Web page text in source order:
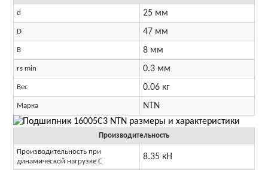
d 25 мм
D 47 мм
B 8 мм
rs min 0.3 мм
Вес 0.06 кг
Марка NTN
Производительность
Производительность при
динамической нагрузке C
8.35 кН